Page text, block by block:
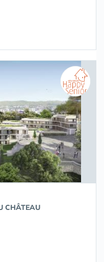
CHÂTEAU